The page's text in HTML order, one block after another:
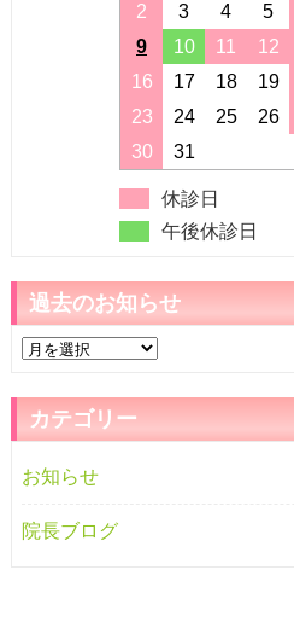
2
3 4 5
9
10 11 12
16
17 18 19
23
24 25 26
30
31
休診日
午後休診日
過去のお知らせ
過
の
お
ら
せ
カテゴリー
お知らせ
院長ブログ